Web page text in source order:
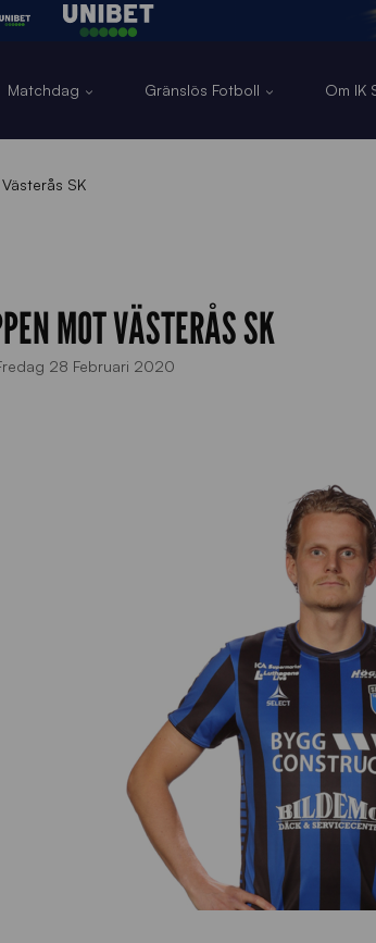
Matchdag Gränslös Fotboll Om IK
SK
MOT VÄSTERÅS SK
28 Februari 2020